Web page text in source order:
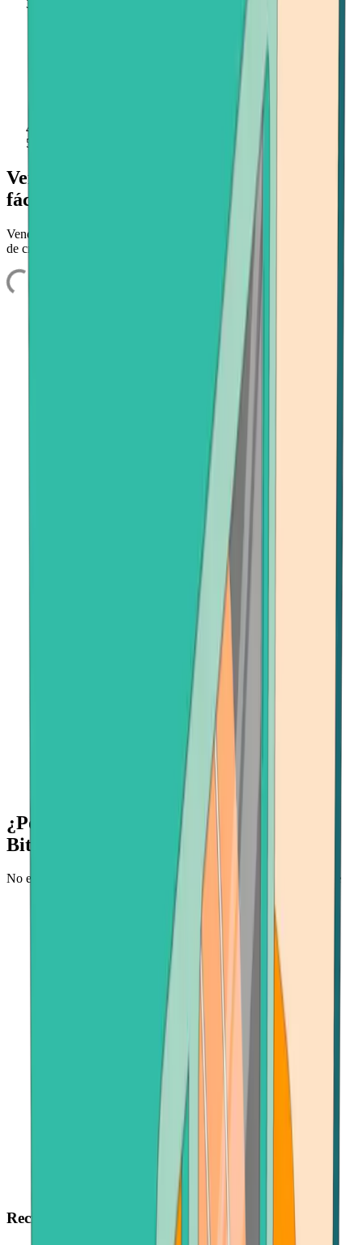
Vender Avalanche (AVAX) rápida y
fácilmente
Venda Avalanche y obtenga efectivo en su cuenta bancaria, tarjeta
de crédito o aplicación de pago. Rápido, seguro y sin esfuerzo.
¿Por qué vender Avalanche en
Bitcoin.com?
No existe un lugar más rápido y seguro para vender su Avalanche
Reciba pagos AVAX rápidamente